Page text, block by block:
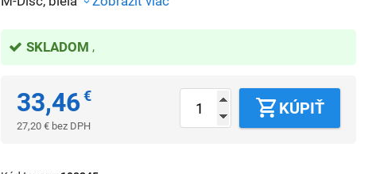
SKLADOM
33,46€
27,20 € bez DPH
KÚPIŤ